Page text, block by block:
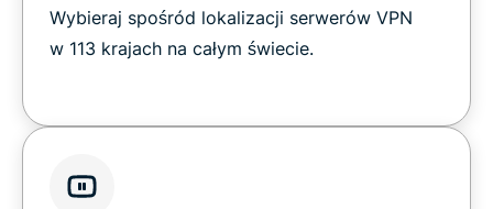
Wybieraj spośród lokalizacji serwerów VPN
w 113 krajach na całym świecie.